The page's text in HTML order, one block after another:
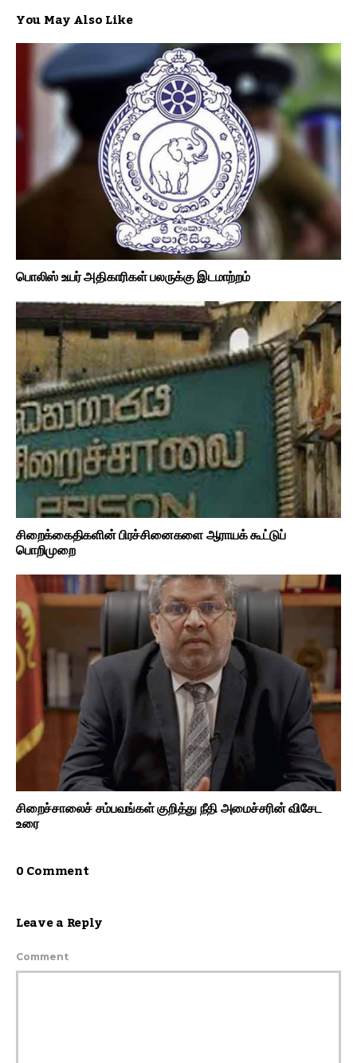
You May Also Like
பொலிஸ் உயர் அதிகாரிகள் பலருக்கு இடமாற்றம்
சிறைக்கைதிகளின் பிரச்சினைகளை ஆராயக் கூட்டுப்
பொறிமுறை
சிறைச்சாலைச் சம்பவங்கள் குறித்து நீதி அமைச்சரின் விசேட
உரை
0 Comment
Leave a Reply
Comment